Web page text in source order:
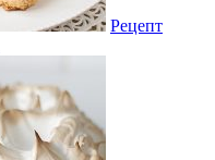
Рецепт